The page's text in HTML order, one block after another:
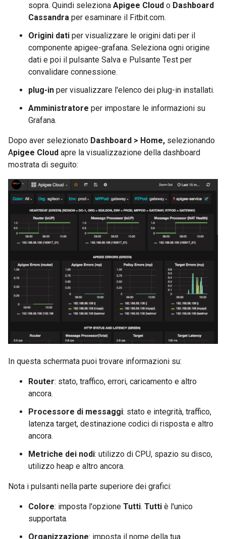
sopra. Quindi seleziona Apigee Cloud o Dashboard
Cassandra per esaminare il Fitbit.com.
Origini dati per visualizzare le origini dati per il
componente apigee-grafana. Seleziona ogni origine
dati e poi il pulsante Salva e Pulsante Test per
convalidare connessione.
plug-in per visualizzare l'elenco dei plug-in installati.
Amministratore per impostare le informazioni su
Grafana.
Dopo aver selezionato Dashboard > Home, selezionando
Apigee Cloud apre la visualizzazione della dashboard
mostrata di seguito:
In questa schermata puoi trovare informazioni su:
Router: stato, traffico, errori, caricamento e altro
ancora.
Processore di messaggi: stato e integrità, traffico,
latenza target, destinazione codici di risposta e altro
ancora.
Metriche dei nodi: utilizzo di CPU, spazio su disco,
utilizzo heap e altro ancora.
Nota i pulsanti nella parte superiore dei grafici:
Colore: imposta l'opzione Tutti. Tutti è l'unico
supportata.
Organizzazione: imposta il nome della tua